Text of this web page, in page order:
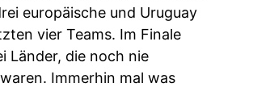
europäische und Uruguay
vier Teams. Im Finale
Länder, die noch nie
Immerhin mal was